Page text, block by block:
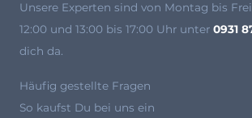
Unsere Experten sind von Montag bis
12:00 und 13:00 bis 17:00 Uhr unter 0931
dich da.
Häufig gestellte Fragen
So kaufst Du bei uns ein